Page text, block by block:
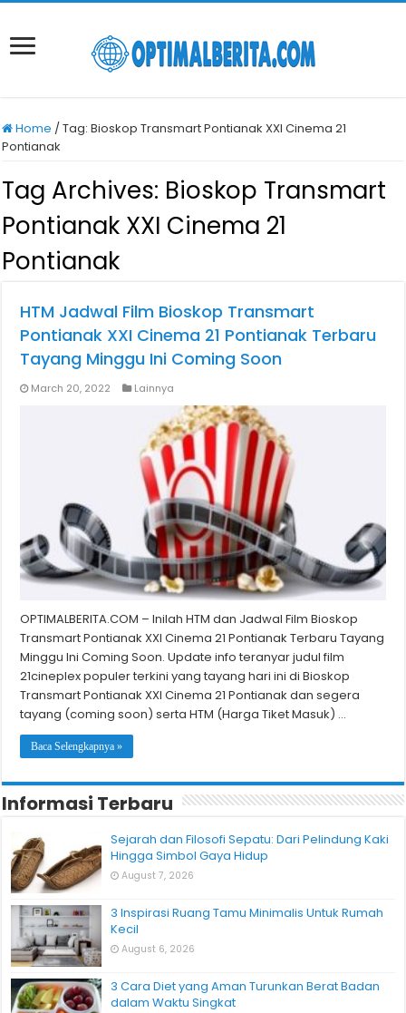
Home /Tag:Bioskop Transmart Pontianak XXI Cinema 21
Pontianak
Tag Archives: Bioskop Transmart
Pontianak XXI Cinema 21
Pontianak
HTM Jadwal Film Bioskop Transmart
Pontianak XXI Cinema 21 Pontianak Terbaru
Tayang Minggu Ini Coming Soon
March 20, 2022 Lainnya
OPTIMALBERITA.COM – Inilah HTM dan Jadwal Film Bioskop
Transmart Pontianak XXI Cinema 21 Pontianak Terbaru Tayang
Minggu Ini Coming Soon. Update info teranyar judul film
21cineplex populer terkini yang tayang hari ini di Bioskop
Transmart Pontianak XXI Cinema 21 Pontianak dan segera
tayang (coming soon) serta HTM (Harga Tiket Masuk) …
Baca Selengkapnya »
Informasi Terbaru
Sejarah dan Filosofi Sepatu: Dari Pelindung Kaki
Hingga Simbol Gaya Hidup
August 7, 2026
3 Inspirasi Ruang Tamu Minimalis Untuk Rumah
Kecil
August 6, 2026
3 Cara Diet yang Aman Turunkan Berat Badan
dalam Waktu Singkat